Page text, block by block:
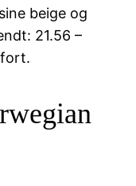
beige og
21.56 –